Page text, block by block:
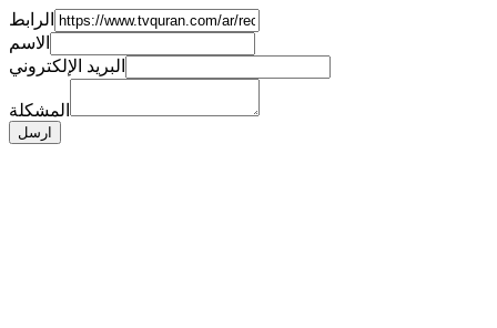
الرابط
الاسم
البريد الإلكتروني
المشكلة
ارسل